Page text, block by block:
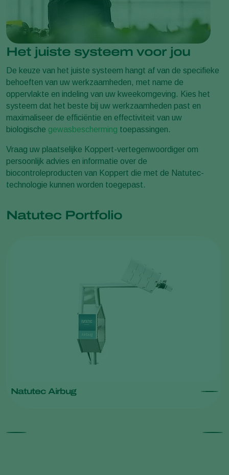
Het juiste systeem voor jou
De keuze van het juiste systeem hangt af van de specifieke
behoeften van uw werkzaamheden, met name de
oppervlakte en indeling van uw kweekomgeving. Kies het
systeem dat het beste bij uw werkzaamheden past en
maximaliseer de efficiëntie en effectiviteit van uw
biologische gewasbescherming toepassingen.
Vraag uw plaatselijke Koppert-vertegenwoordiger om
persoonlijk advies en informatie over de
biocontroleproducten van Koppert die met de Natutec-
technologie kunnen worden toegepast.
Natutec Portfolio
Natutec Airbug